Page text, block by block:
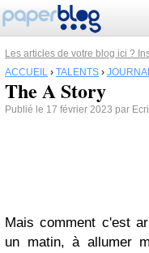
Les articles de votre blog ici ?
ACCUEIL › TALENTS ›
The A Story
Publié le 17 février 2023 par
Mais comment c'est
un matin, à allumer